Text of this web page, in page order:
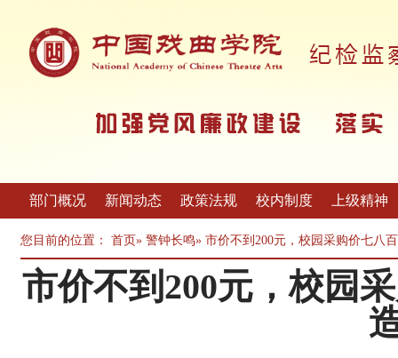
部门概况 新闻动态 政策法规 校内制度 上级精神
您目前的位置： 首页» 警钟长鸣» 市价不到200元，校园采购价七八
市价不到200元，校园